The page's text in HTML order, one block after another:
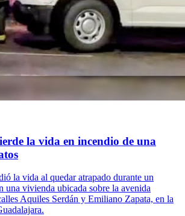
la vida en incendio de una
la vida al quedar atrapado durante un
una vivienda ubicada sobre la avenida
Aquiles Serdán y Emiliano Zapata, en la